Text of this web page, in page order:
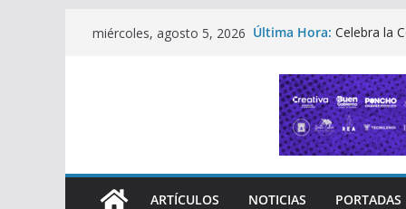
miércoles, agosto 5, 2026 Última Hora: Celebra la
semana de
Michoacán
Comercial
En Nueva
sobre
Amplían
ARTÍCULOS NOTICIAS PORTADAS